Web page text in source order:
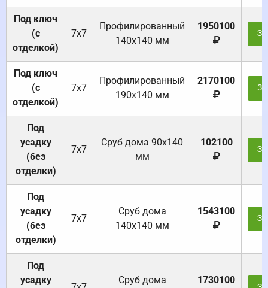
Под ключ
(с
отделкой)
7х7
Профилированный
140х140 мм
1950100
Под ключ
(с
отделкой)
7х7
Профилированный
190х140 мм
2170100
Под
усадку
(без
отделки)
7х7
Cруб дома 90x140
мм
102100
Под
усадку
(без
отделки)
7х7
Cруб дома
140х140 мм
1543100
Под
усадку
Cруб дома 1730100